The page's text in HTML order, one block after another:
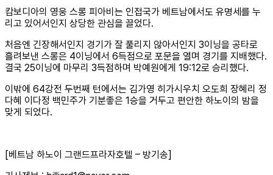
캄보디아의 영웅 스롱 피아비는 인접국가 베트남에서도 유명세를 누
리고 있어서인지 상당한 관심을 끌었다.
처음엔 긴장해서인지 경기가 잘 풀리지 않아서인지 3이닝을 공타로
흘려보낸 스롱은 4이닝에서 6득점으로 포문을 열며 경기를 지배했다.
결국 25이닝에 마무리 3득점하며 박예원에게 19:12로 승리했다.
이밖에 64강전 두번째 턴에서는 김가영 히가시우치 오도희 장혜리 정
다혜 이다정 백민주가 기분좋은 1승을 거두고 편안한 하노이의 밤을
맞게 되었다.
[베트남 하노이 그랜드프라자호텔 – 방기송]